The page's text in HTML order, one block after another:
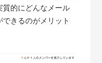
質的にどんなメール
きるのがメリット